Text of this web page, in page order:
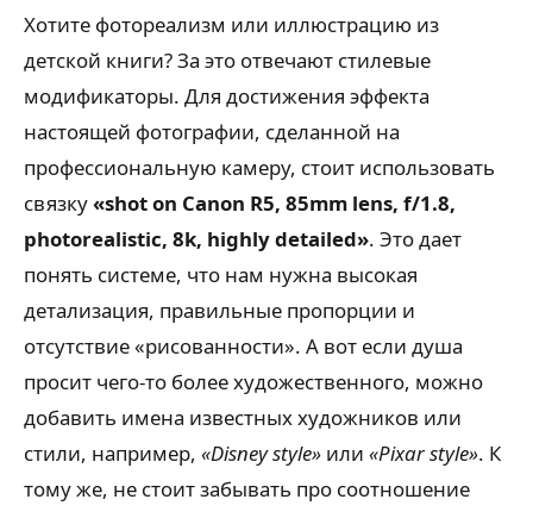
Хотите фотореализм или иллюстрацию из
детской книги? За это отвечают стилевые
модификаторы. Для достижения эффекта
настоящей фотографии, сделанной на
профессиональную камеру, стоит использовать
связку«shot on Canon R5, 85mm lens, f/1.8,
photorealistic, 8k, highly detailed». Это дает
понять системе, что нам нужна высокая
детализация, правильные пропорции и
отсутствие «рисованности». А вот если душа
просит чего-то более художественного, можно
добавить имена известных художников или
стили, например, «Disney style» или «Pixar style». К
тому же, не стоит забывать про соотношение